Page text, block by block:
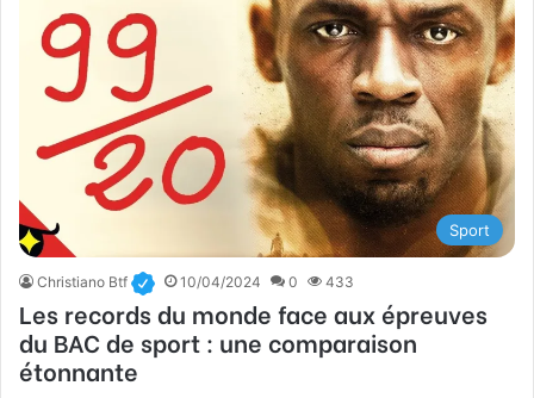
Sport
Christiano Btf 10/04/2024 0 433
Les records du monde face aux épreuves
du BAC de sport : une comparaison
étonnante